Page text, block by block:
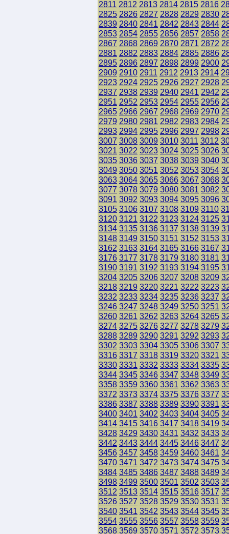
2811 2812 2813 2814 2815 2816
2825 2826 2827 2828 2829 2830
2839 2840 2841 2842 2843 2844
2853 2854 2855 2856 2857 2858
2867 2868 2869 2870 2871 2872
2881 2882 2883 2884 2885 2886
2895 2896 2897 2898 2899 2900
2909 2910 2911 2912 2913 2914
2923 2924 2925 2926 2927 2928
2937 2938 2939 2940 2941 2942
2951 2952 2953 2954 2955 2956
2965 2966 2967 2968 2969 2970
2979 2980 2981 2982 2983 2984
2993 2994 2995 2996 2997 2998
3007 3008 3009 3010 3011 3012
3021 3022 3023 3024 3025 3026
3035 3036 3037 3038 3039 3040
3049 3050 3051 3052 3053 3054
3063 3064 3065 3066 3067 3068
3077 3078 3079 3080 3081 3082
3091 3092 3093 3094 3095 3096
3105 3106 3107 3108 3109 3110
3120 3121 3122 3123 3124 3125
3134 3135 3136 3137 3138 3139
3148 3149 3150 3151 3152 3153
3162 3163 3164 3165 3166 3167
3176 3177 3178 3179 3180 3181
3190 3191 3192 3193 3194 3195
3204 3205 3206 3207 3208 3209
3218 3219 3220 3221 3222 3223
3232 3233 3234 3235 3236 3237
3246 3247 3248 3249 3250 3251
3260 3261 3262 3263 3264 3265
3274 3275 3276 3277 3278 3279
3288 3289 3290 3291 3292 3293
3302 3303 3304 3305 3306 3307
3316 3317 3318 3319 3320 3321
3330 3331 3332 3333 3334 3335
3344 3345 3346 3347 3348 3349
3358 3359 3360 3361 3362 3363
3372 3373 3374 3375 3376 3377
3386 3387 3388 3389 3390 3391
3400 3401 3402 3403 3404 3405
3414 3415 3416 3417 3418 3419
3428 3429 3430 3431 3432 3433
3442 3443 3444 3445 3446 3447
3456 3457 3458 3459 3460 3461
3470 3471 3472 3473 3474 3475
3484 3485 3486 3487 3488 3489
3498 3499 3500 3501 3502 3503
3512 3513 3514 3515 3516 3517
3526 3527 3528 3529 3530 3531
3540 3541 3542 3543 3544 3545
3554 3555 3556 3557 3558 3559
3568 3569 3570 3571 3572 3573